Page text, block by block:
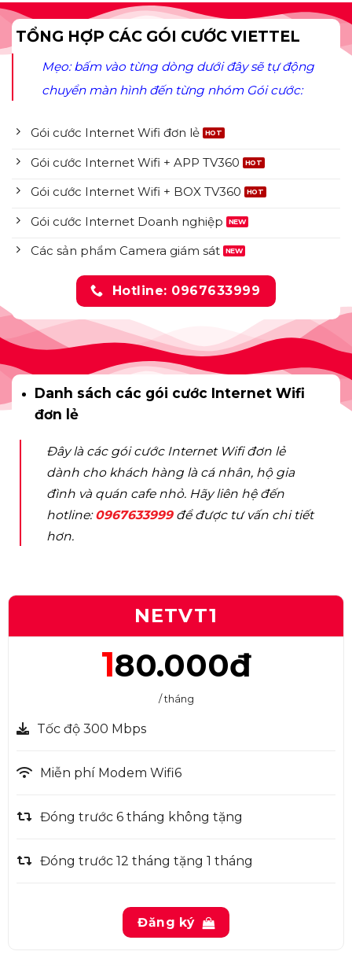
TỔNG HỢP CÁC GÓI CƯỚC VIETTEL
Mẹo: bấm vào từng dòng dưới đây sẽ tự động
chuyển màn hình đến từng nhóm Gói cước:
Gói cước Internet Wifi đơn lẻ
Gói cước Internet Wifi + APP TV360
Gói cước Internet Wifi + BOX TV360
Gói cước Internet Doanh nghiệp
Các sản phẩm Camera giám sát
Hotline: 0967633999
Danh sách các gói cước Internet Wifi
đơn lẻ
Đây là các gói cước Internet Wifi đơn lẻ
dành cho khách hàng là cá nhân, hộ gia
đình và quán cafe nhỏ. Hãy liên hệ đến
hotline:0967633999để được tư vấn chi tiết
hơn.
NETVT1
180.000đ
/ tháng
Tốc độ 300 Mbps
Miễn phí Modem Wifi6
Đóng trước 6 tháng không tặng
Đóng trước 12 tháng tặng 1 tháng
Đăng ký